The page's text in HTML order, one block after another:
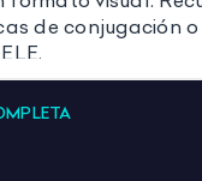
de conjugación